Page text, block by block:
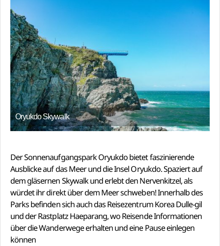
Oryukdo Skywalk
Der Sonnenaufgangspark Oryukdo bietet faszinierende
Ausblicke auf das Meer und die Insel Oryukdo. Spaziert auf
dem gläsernen Skywalk und erlebt den Nervenkitzel, als
würdet ihr direkt über dem Meer schweben! Innerhalb des
Parks befinden sich auch das Reisezentrum Korea Dulle-gil
und der Rastplatz Haeparang, wo Reisende Informationen
über die Wanderwege erhalten und eine Pause einlegen
können